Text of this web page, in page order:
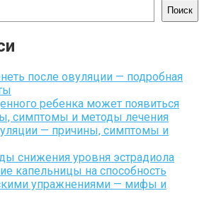
Поиск
после овуляции — подробная
ребенка может появиться
симптомы и методы лечения
— причины, симптомы и
снижения уровня эстрадиола
капельницы на способность
упражнениями — мифы и